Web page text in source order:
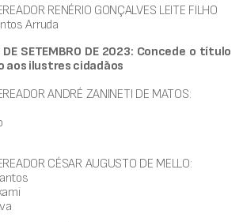
RENÉRIO GONÇALVES LEITE FILHO
Arruda
DE SETEMBRO DE 2023: Concede o título
aos ilustres cidadãos
ANDRÉ ZANINETI DE MATOS:
CÉSAR AUGUSTO DE MELLO: